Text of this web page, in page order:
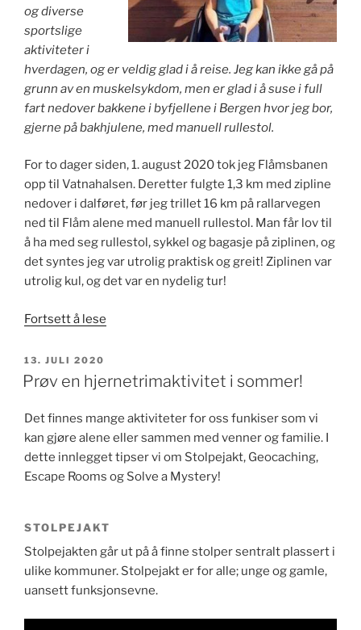
og diverse
sportslige
aktiviteter i
hverdagen, og er veldig glad i å reise. Jeg kan ikke gå på
grunn av en muskelsykdom, men er glad i å suse i full
fart nedover bakkene i byfjellene i Bergen hvor jeg bor,
gjerne på bakhjulene, med manuell rullestol.
For to dager siden, 1. august 2020 tok jeg Flåmsbanen
opp til Vatnahalsen. Deretter fulgte 1,3 km med zipline
nedover i dalføret, før jeg trillet 16 km på rallarvegen
ned til Flåm alene med manuell rullestol. Man får lov til
å ha med seg rullestol, sykkel og bagasje på ziplinen, og
det syntes jeg var utrolig praktisk og greit! Ziplinen var
utrolig kul, og det var en nydelig tur!
Fortsett å lese
med
PUBLISERT
13. JULI 2020
Prøv en hjernetrimaktivitet i sommer!
Det finnes mange aktiviteter for oss funkiser som vi
kan gjøre alene eller sammen med venner og familie. I
dette innlegget tipser vi om Stolpejakt, Geocaching,
Escape Rooms og Solve a Mystery!
STOLPEJAKT
Stolpejakten går ut på å finne stolper sentralt plassert i
ulike kommuner. Stolpejakt er for alle; unge og gamle,
uansett funksjonsevne.